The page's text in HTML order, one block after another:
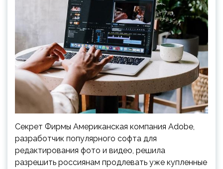
Секрет Фирмы Американская компания Adobe,
разработчик популярного софта для
редактирования фото и видео, решила
разрешить россиянам продлевать уже купленные